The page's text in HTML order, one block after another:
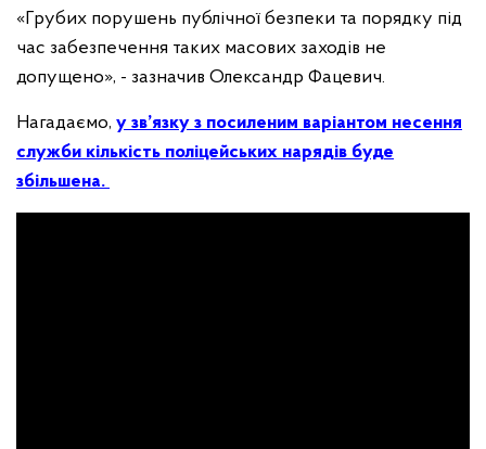
«Грубих порушень публічної безпеки та порядку під
час забезпечення таких масових заходів не
допущено», - зазначив Олександр Фацевич.
Нагадаємо, у зв’язку з посиленим варіантом несення
служби кількість поліцейських нарядів буде
збільшена.